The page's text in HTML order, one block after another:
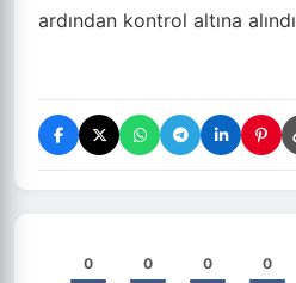
ardından kontrol altına alındı
0 0 0 0